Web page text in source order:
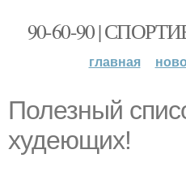
90-60-90 |
главная
Полезный
худеющих!